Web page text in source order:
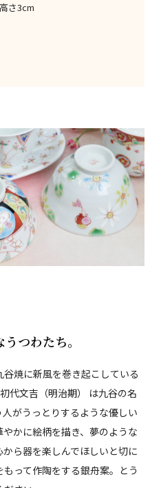
さ3cm
つわたち。
焼に新風を巻き起こしている
代文吉（明治期） は九谷の名
がうっとりするような優しい
かに絵柄を描き、夢のような
ら器を楽しんでほしいと切に
って作陶をする銀舟案。とう